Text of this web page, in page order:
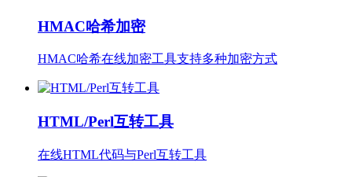
HMAC哈希加密
HMAC哈希在线加密工具支持多种加密方式
HTML/Perl互转工具
在线HTML代码与Perl互转工具